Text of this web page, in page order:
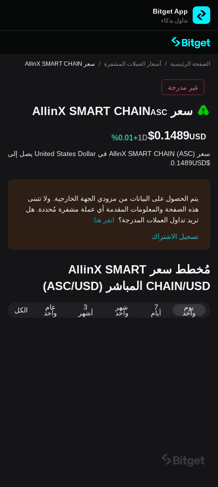
Bitget App
تداول بذكاء
الصفحة الرئيسية / أسعار العملات المشفرة / سعر AllinX SMART CHAIN
سعر AllinX SMART CHAIN ASC
غير مدرجة
$0.1489USD
%0.01+1D
سعر AllinX SMART CHAIN (ASC) في United States Dollar يصل إلى
$0.1489USD.
يتم الحصول على البيانات من مزودي الجهة الخارجية. ولا تتبنى
هذه الصفحة والمعلومات المقدمة أي عملة مشفرة مُحددة. هل
تريد تداول العملات المدرجة؟
انقر هنا
تسجيل الاشتراك
مُخطط سعر AllinX SMART
CHAIN/USD المباشر (ASC/USD)
يوم
واحد
7
أيام
شهر
واحد
3
أشهر
عام
واحد الكل